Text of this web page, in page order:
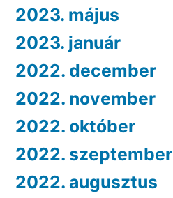
2023. május
2023. január
2022. december
2022. november
2022. október
2022. szeptember
2022. augusztus